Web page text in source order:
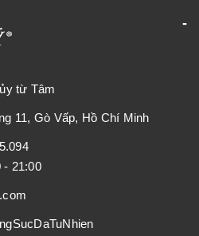
từ Tâm
11, Gò Vấp, Hồ Chí Minh
- 21:00